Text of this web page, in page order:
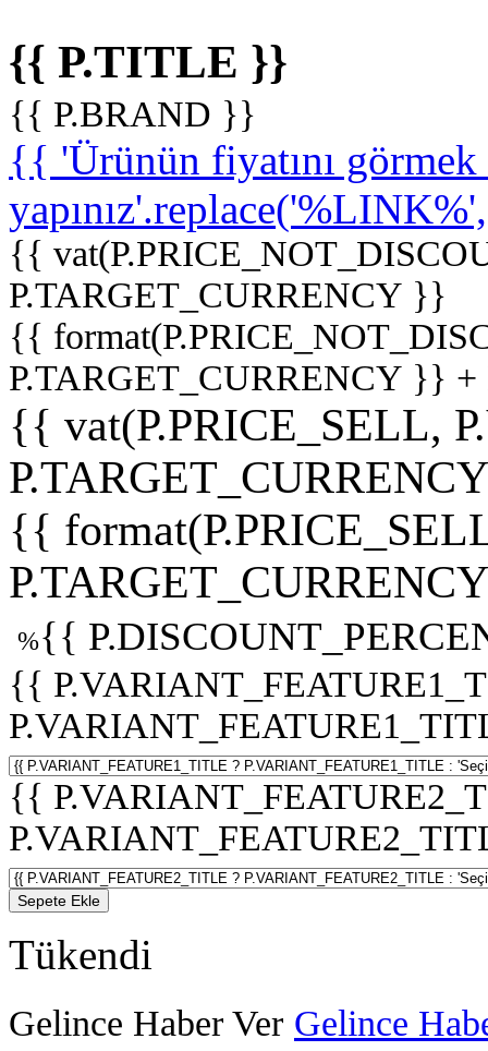
{{ P.TITLE }}
{{ P.BRAND }}
{{ 'Ürünün fiyatını
{{
P.TARGET_CURRENCY }}
{{
P.TARGET_CURRENCY }}
{{ vat(P.PRICE_SELL,
{{
%{{
{{
{{
Sepete Ekle
Tükendi
Gelince Haber Ver Gelince